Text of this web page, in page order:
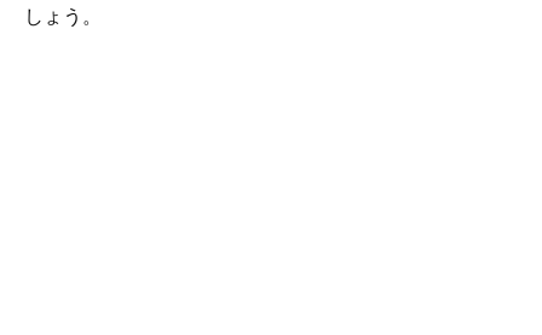
しょう。